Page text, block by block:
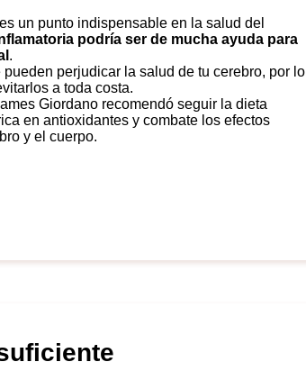
podría ser de mucha ayuda para
.
pueden perjudicar la salud de tu cerebro, por lo
a toda costa.
Giordano recomendó seguir la dieta
en antioxidantes y combate los efectos
y el cuerpo.